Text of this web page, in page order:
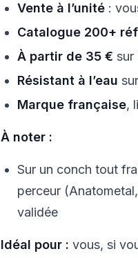
Vente à l’unité :
Catalogue 200+
À partir de 35 € sur
Résistant à l’eau
Marque française,
À noter :
Sur un conch tout
perceur
validée
Idéal pour : vous, si